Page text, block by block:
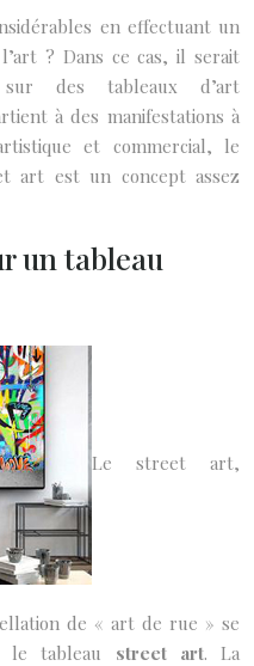
en effectuant un
? Dans ce cas, il serait
sur des tableaux d’art
à des manifestations à
et commercial, le
art est un concept assez
un tableau
Le street art,
de « art de rue » se
le tableau street art. La